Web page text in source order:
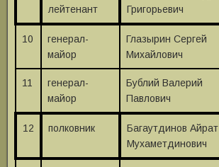
лейтенант
Григорьевич
10
генерал-
майор
Глазырин Сергей
Михайлович
11
генерал-
майор
Бублий Валерий
Павлович
12 полковник
Багаутдинов Айрат
Мухаметдинович